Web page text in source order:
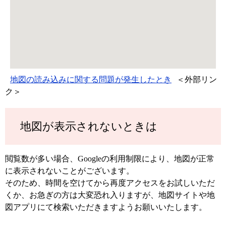
地図の読み込みに関する問題が発生したとき
＜外部リン
ク＞
地図が表示されないときは
閲覧数が多い場合、Googleの利用制限により、地図が正常
に表示されないことがございます。
そのため、時間を空けてから再度アクセスをお試しいただ
くか、お急ぎの方は大変恐れ入りますが、地図サイトや地
図アプリにて検索いただきますようお願いいたします。